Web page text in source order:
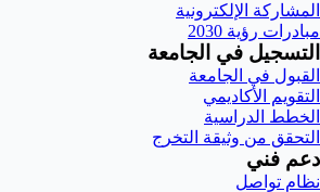
المشاركة الإلكترونية
مبادرات رؤية 2030
التسجيل في الجامعة
القبول في الجامعة
التقويم الأكاديمي
الخطط الدراسية
التحقق من وثيقة التخرج
دعم فني
نظام تواصل